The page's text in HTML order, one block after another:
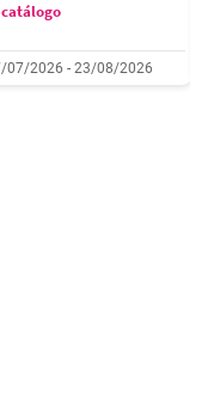
07/2026 - 23/08/2026